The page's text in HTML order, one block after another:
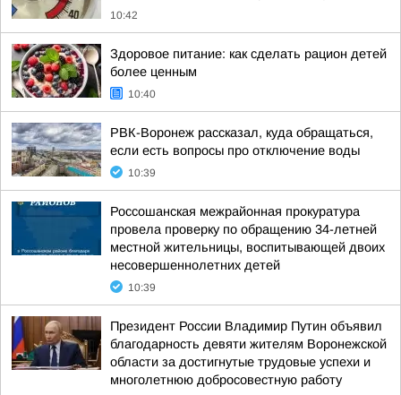
10:42
Здоровое питание: как сделать рацион детей
более ценным
10:40
РВК-Воронеж рассказал, куда обращаться,
если есть вопросы про отключение воды
10:39
Россошанская межрайонная прокуратура
провела проверку по обращению 34-летней
местной жительницы, воспитывающей двоих
несовершеннолетних детей
10:39
Президент России Владимир Путин объявил
благодарность девяти жителям Воронежской
области за достигнутые трудовые успехи и
многолетнюю добросовестную работу